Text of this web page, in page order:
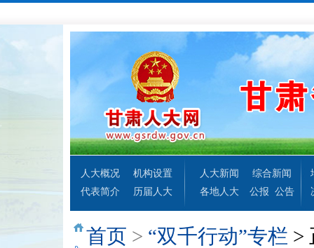
人大概况
机构设置
代表简介
历届人大
人大新闻
综合新闻
各地人大
公报 公告
首页 > “双千行动”专栏 >